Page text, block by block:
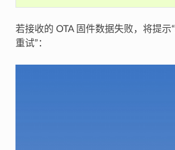
若接收的 OTA 固件数据失败，将提示
重试”：